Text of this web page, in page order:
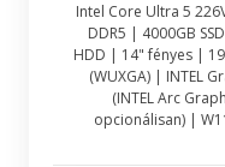
Intel Core Ultra 5
DDR5 | 4000GB
HDD | 14" fényes |
(WUXGA) | INTEL
(INTEL Arc
opcionálisan) |